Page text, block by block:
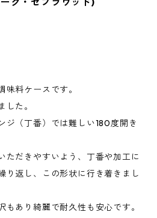
料ケースです。
た。
ジ（丁番）では難しい180度開き
ただきやすいよう、丁番や加工に
り返し、この形状に行き着きまし
もあり綺麗で耐久性も安心です。